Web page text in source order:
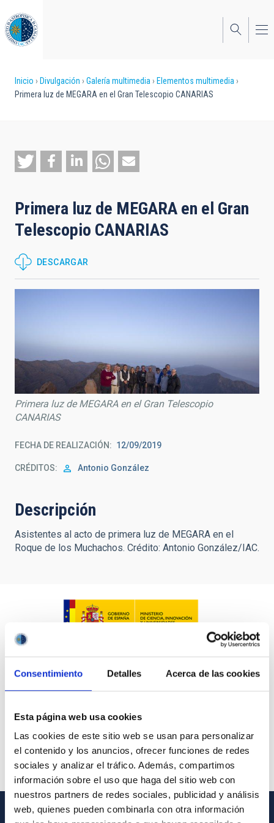
Consentimiento Detalles Acerca de las cookies
Esta página web usa cookies
Las cookies de este sitio web se usan para personalizar
el contenido y los anuncios, ofrecer funciones de redes
sociales y analizar el tráfico. Además, compartimos
información sobre el uso que haga del sitio web con
nuestros partners de redes sociales, publicidad y análisis
web, quienes pueden combinarla con otra información
al
contenido
principal
Sobrescribir
ayuda
a
navegación
Inicio Divulgación Galería multimedia
Elementos multimedia
Primera luz de MEGARA en el Gran Telescopio CANARIAS
Primera luz de MEGARA en el Gran
Telescopio CANARIAS
DESCARGAR
Primera luz de MEGARA en el Gran Telescopio
CANARIAS
FECHA DE REALIZACIÓN 12/09/2019
CRÉDITOS Antonio González
Descripción
Asistentes al acto de primera luz de MEGARA en el
Roque de los Muchachos. Crédito: Antonio González/IAC.